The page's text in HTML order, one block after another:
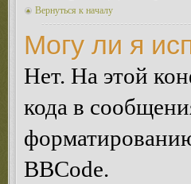
Вернуться к началу
Могу ли я
Нет. На этой
кода в
BBCode.